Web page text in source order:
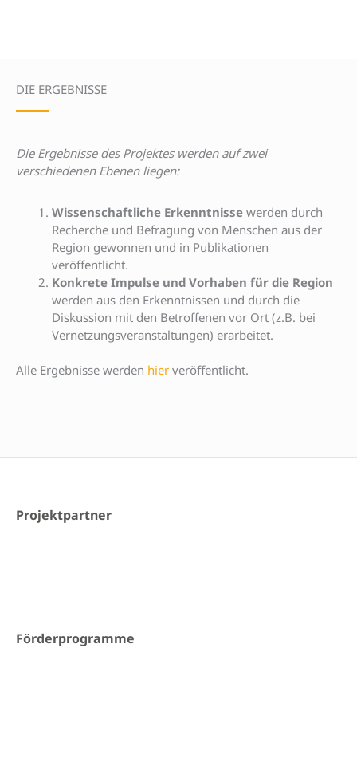
DIE ERGEBNISSE
Die Ergebnisse des Projektes werden auf zwei
verschiedenen Ebenen liegen:
Wissenschaftliche Erkenntnisse werden durch
Recherche und Befragung von Menschen aus der
Region gewonnen und in Publikationen
veröffentlicht.
Konkrete Impulse und Vorhaben für die Region
werden aus den Erkenntnissen und durch die
Diskussion mit den Betroffenen vor Ort (z.B. bei
Vernetzungsveranstaltungen) erarbeitet.
Alle Ergebnisse werden hier veröffentlicht.
Projektpartner
Förderprogramme